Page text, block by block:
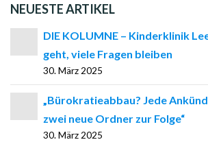
NEUESTE ARTIKEL
DIE KOLUMNE – Kinderklinik
geht, viele Fragen bleiben
30. März 2025
„Bürokratieabbau? Jede
zwei neue Ordner zur Folge“
30. März 2025